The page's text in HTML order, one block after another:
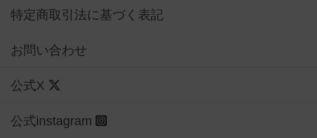
特定商取引法に基づく表記
お問い合わせ
公式X
公式instagram